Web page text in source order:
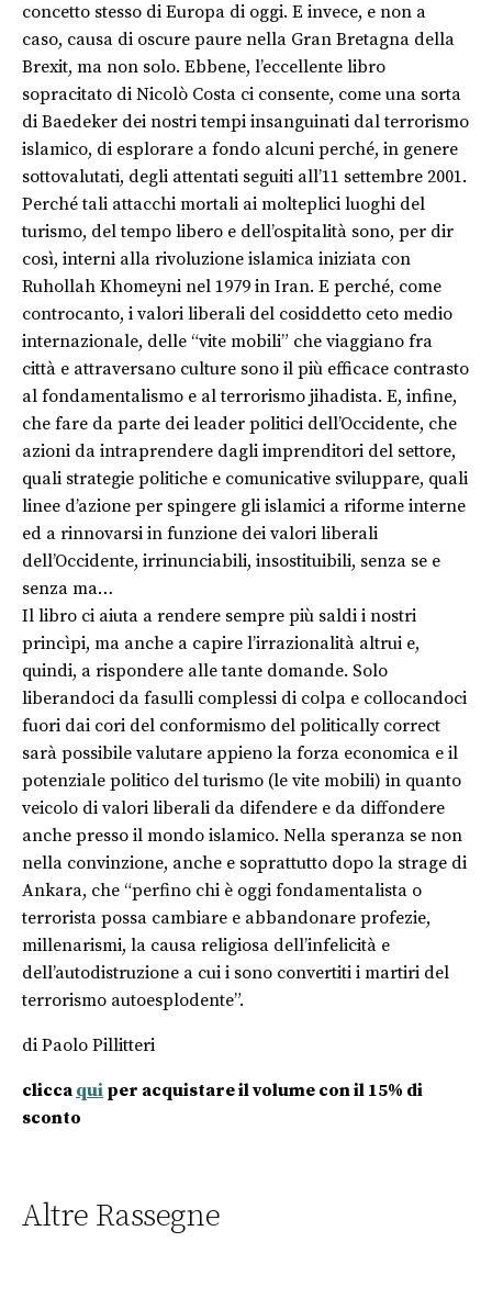
concetto stesso di Europa di oggi. E invece, e non a
caso, causa di oscure paure nella Gran Bretagna della
Brexit, ma non solo. Ebbene, l’eccellente libro
sopracitato di Nicolò Costa ci consente, come una sorta
di Baedeker dei nostri tempi insanguinati dal terrorismo
islamico, di esplorare a fondo alcuni perché, in genere
sottovalutati, degli attentati seguiti all’11 settembre 2001.
Perché tali attacchi mortali ai molteplici luoghi del
turismo, del tempo libero e dell’ospitalità sono, per dir
così, interni alla rivoluzione islamica iniziata con
Ruhollah Khomeyni nel 1979 in Iran. E perché, come
controcanto, i valori liberali del cosiddetto ceto medio
internazionale, delle “vite mobili” che viaggiano fra
città e attraversano culture sono il più efficace contrasto
al fondamentalismo e al terrorismo jihadista. E, infine,
che fare da parte dei leader politici dell’Occidente, che
azioni da intraprendere dagli imprenditori del settore,
quali strategie politiche e comunicative sviluppare, quali
linee d’azione per spingere gli islamici a riforme interne
ed a rinnovarsi in funzione dei valori liberali
dell’Occidente, irrinunciabili, insostituibili, senza se e
senza ma…
Il libro ci aiuta a rendere sempre più saldi i nostri
princìpi, ma anche a capire l’irrazionalità altrui e,
quindi, a rispondere alle tante domande. Solo
liberandoci da fasulli complessi di colpa e collocandoci
fuori dai cori del conformismo del politically correct
sarà possibile valutare appieno la forza economica e il
potenziale politico del turismo (le vite mobili) in quanto
veicolo di valori liberali da difendere e da diffondere
anche presso il mondo islamico. Nella speranza se non
nella convinzione, anche e soprattutto dopo la strage di
Ankara, che “perfino chi è oggi fondamentalista o
terrorista possa cambiare e abbandonare profezie,
millenarismi, la causa religiosa dell’infelicità e
dell’autodistruzione a cui i sono convertiti i martiri del
terrorismo autoesplodente”.
di Paolo Pillitteri
clicca qui per acquistare il volume con il 15% di
sconto
Altre Rassegne